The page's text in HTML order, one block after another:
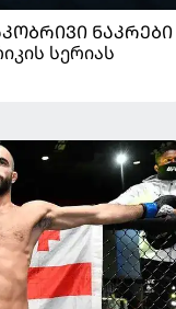
ᲜᲐᲙᲠᲔᲑᲘ
სერიას